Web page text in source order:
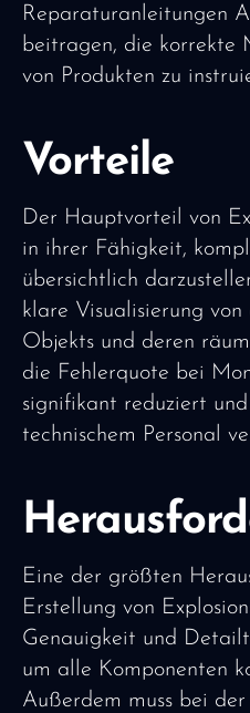
Reparaturanleitungen
beitragen, die korrekte
von Produkten zu
Vorteile
Der Hauptvorteil von
in ihrer Fähigkeit,
übersichtlich
klare Visualisierung von
Objekts und deren
die Fehlerquote bei
signifikant reduziert
technischem Personal
Eine der größten
Erstellung von
Genauigkeit und
um alle Komponenten
Außerdem muss bei